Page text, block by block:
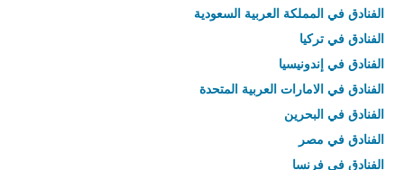
الفنادق في المملكة العربية السعودية
الفنادق في تركيا
الفنادق في إندونيسيا
الفنادق في الامارات العربية المتحدة
الفنادق في البحرين
الفنادق في مصر
الفنادق في فرنسا